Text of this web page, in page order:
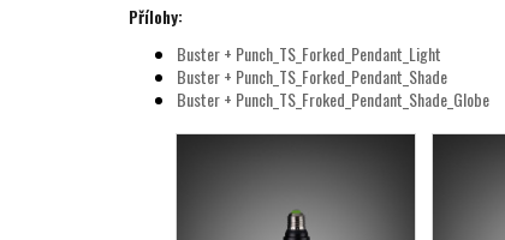
Přílohy:
Buster + Punch_TS_Forked_Pendant_Light
Buster + Punch_TS_Forked_Pendant_Shade
Buster + Punch_TS_Froked_Pendant_Shade_Globe